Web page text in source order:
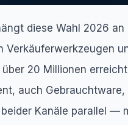
diese Wahl 2026
20 Millionen
auch
Kanäle parallel —